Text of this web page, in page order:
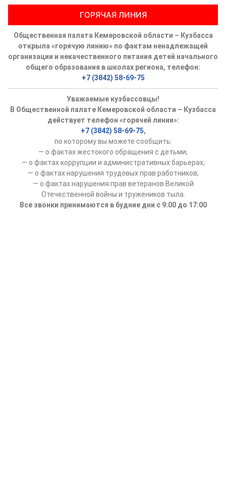
ГОРЯЧАЯ ЛИНИЯ
Общественная палата Кемеровской области – Кузбасса
открыла «горячую линию» по фактам ненадлежащей
организации и некачественного питания детей начального
общего образования в школах региона, телефон:
+7 (3842) 58-69-75
Уважаемые кузбассовцы!
В Общественной палате Кемеровской области – Кузбасса
действует телефон «горячей линии»:
+7 (3842) 58-69-75,
по которому вы можете сообщить:
— о фактах жестокого обращения с детьми;
— о фактах коррупции и административных барьерах;
— о фактах нарушения трудовых прав работников;
— о фактах нарушения прав ветеранов Великой
Отечественной войны и тружеников тыла.
Все звонки принимаются в будние дни с 9:00 до 17:00